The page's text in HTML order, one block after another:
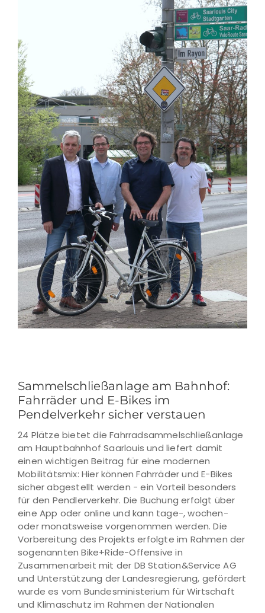
Sammelschließanlage am Bahnhof:
Fahrräder und E-Bikes im
Pendelverkehr sicher verstauen
24 Plätze bietet die Fahrradsammelschließanlage
am Hauptbahnhof Saarlouis und liefert damit
einen wichtigen Beitrag für eine modernen
Mobilitätsmix: Hier können Fahrräder und E-Bikes
sicher abgestellt werden - ein Vorteil besonders
für den Pendlerverkehr. Die Buchung erfolgt über
eine App oder online und kann tage-, wochen-
oder monatsweise vorgenommen werden. Die
Vorbereitung des Projekts erfolgte im Rahmen der
sogenannten Bike+Ride-Offensive in
Zusammenarbeit mit der DB Station&Service AG
und Unterstützung der Landesregierung, gefördert
wurde es vom Bundesministerium für Wirtschaft
und Klimaschutz im Rahmen der Nationalen